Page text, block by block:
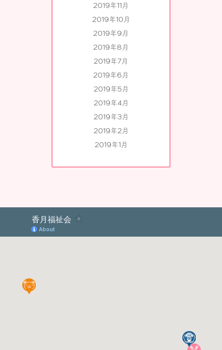
2019年11月
2019年10月
2019年9月
2019年8月
2019年7月
2019年6月
2019年5月
2019年4月
2019年3月
2019年2月
2019年1月